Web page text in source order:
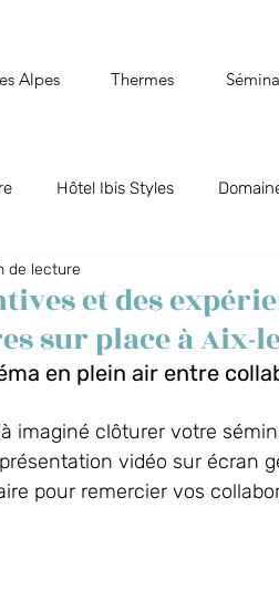
Alpes Thermes
Hôtel Ibis Styles
Biõz
Vos événements au
et des
sur place à Aix-
de lecture
en plein air entre
imaginé clôturer votre
vidéo sur écran
pour remercier vos